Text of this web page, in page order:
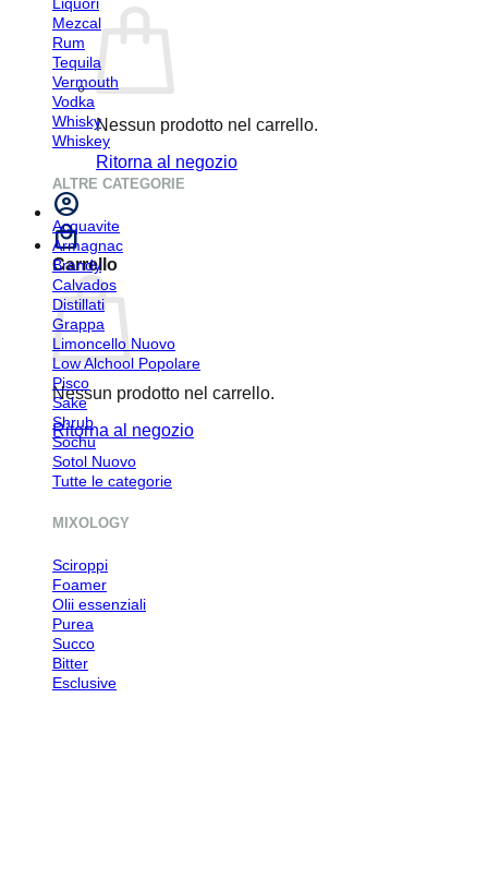
Nessun prodotto nel carrello.
Ritorna al negozio
Carrello
Nessun prodotto nel carrello.
Ritorna al negozio
Liquori
Mezcal
Rum
Tequila
Vermouth
Vodka
Whisky
Whiskey
ALTRE CATEGORIE
Acquavite
Armagnac
Brandy
Calvados
Distillati
Grappa
Limoncello
Low Alchool
Pisco
Sake
Shrub
Sochu
Sotol
Tutte le categorie
MIXOLOGY
Sciroppi
Foamer
Olii essenziali
Purea
Succo
Bitter
Esclusive